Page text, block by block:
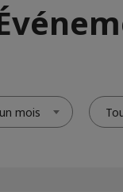
mois